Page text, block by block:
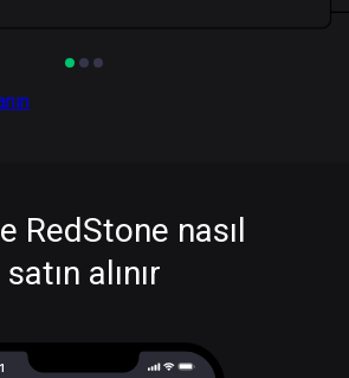
RedStone nasıl
satın alınır